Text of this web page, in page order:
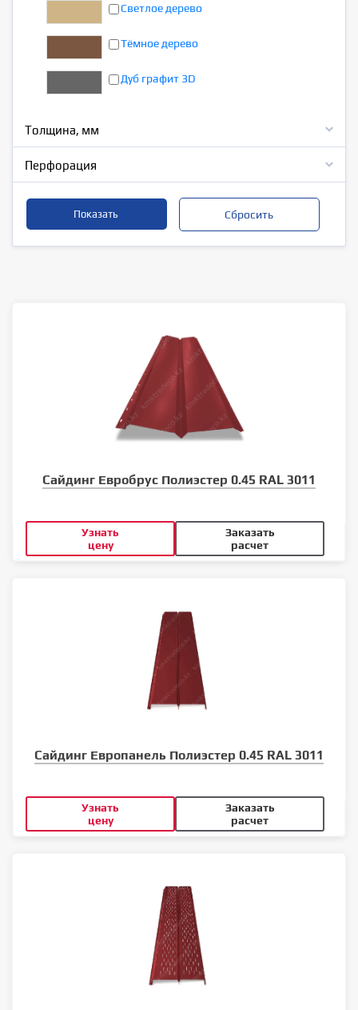
Светлое дерево
Тёмное дерево
Дуб графит 3D
Толщина, мм
Перфорация
Сайдинг Евробрус Полиэстер 0.45 RAL 3011
Узнать
цену
Заказать
расчет
Сайдинг Европанель Полиэстер 0.45 RAL 3011
Узнать
цену
Заказать
расчет